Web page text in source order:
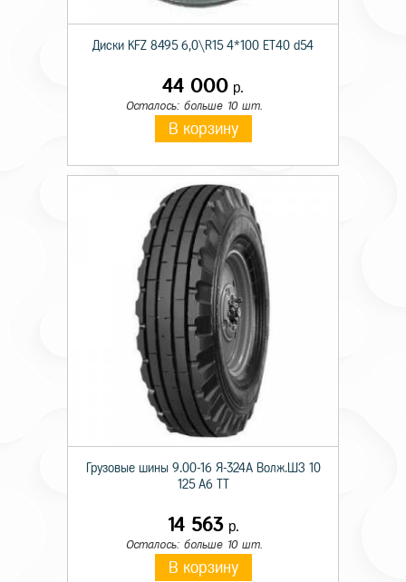
Диски KFZ 8495 6,0\R15 4*100 ET40 d54
44 000 р.
Осталось: больше 10 шт.
В корзину
Грузовые шины 9.00-16 Я-324А Волж.ШЗ 10
125 A6 TT
14 563р.
Осталось: больше 10 шт.
В корзину